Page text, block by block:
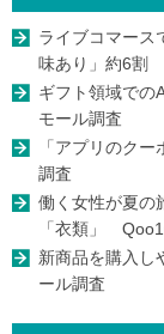
ライブコマース
味あり」約6割
ギフト領域で
モール調査
「アプリのク
調査
働く女性が夏の
「衣類」
新商品を購入
ール調査